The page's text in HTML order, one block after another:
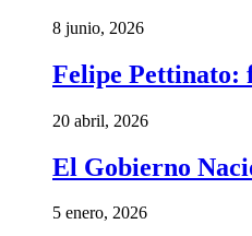
8 junio, 2026
Felipe Pettinato:
20 abril, 2026
El Gobierno
5 enero, 2026